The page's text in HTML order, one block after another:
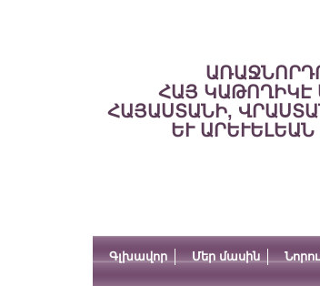
ՀԱՅ ԿԱԹՈՂԻԿԷ
ՀԱՅԱՍՏԱՆԻ,
ԵՒ
Գլխավոր Մեր մասին